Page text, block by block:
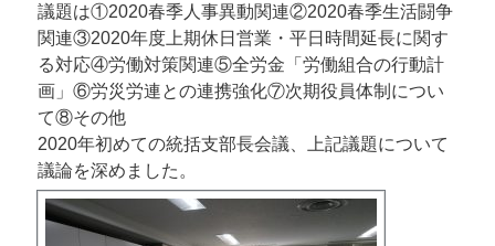
議題は①2020春季人事異動関連②2020春季生活闘争
関連③2020年度上期休日営業・平日時間延長に関す
る対応④労働対策関連⑤全労金「労働組合の行動計
画」⑥労災労連との連携強化⑦次期役員体制につい
て⑧その他
2020年初めての統括支部長会議、上記議題について
議論を深めました。